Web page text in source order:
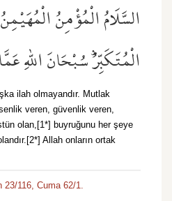
السَّلَامُ الْمُؤْمِنُ
الْمُتَكَبِّرُۜ سُبْحَانَ اللّٰهِ
ilah olmayandır. Mutlak
veren, güvenlik veren,
olan,[1*] buyruğunu her şeye
Allah onların ortak
23/116, Cuma 62/1.